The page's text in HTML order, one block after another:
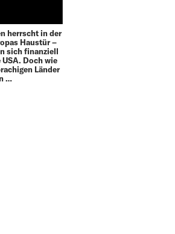
herrscht in der
Haustür –
sich finanziell
Doch wie
Länder
…